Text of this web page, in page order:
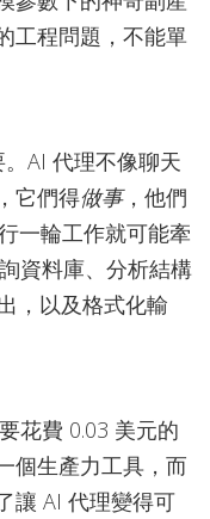
工程問題，不能單
AI 代理不像聊天
它們得做事，他們
一輪工作就可能牽
資料庫、分析結構
，以及格式化輸
花費 0.03 美元的
個生產力工具，而
讓 AI 代理變得可